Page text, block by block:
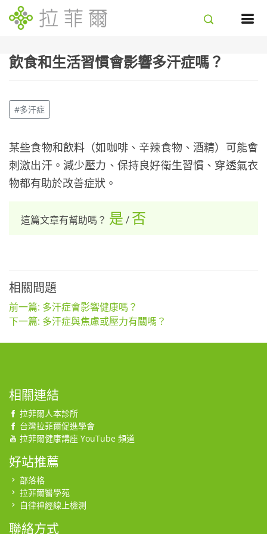
飲食和生活習慣會影響多汗症嗎？
#多汗症
某些食物和飲料（如咖啡、辛辣食物、酒精）可能會
刺激出汗。減少壓力、保持良好衛生習慣、穿透氣衣
物都有助於改善症狀。
這篇文章有幫助嗎？ 是 / 否
相關問題
前一篇: 多汗症會影響健康嗎？
下一篇: 多汗症與焦慮或壓力有關嗎？
相關連結
拉菲爾人本診所
台灣拉菲爾促進學會
拉菲爾健康講座 YouTube 頻道
好站推薦
部落格
拉菲爾醫學苑
自律神經線上檢測
聯絡方式